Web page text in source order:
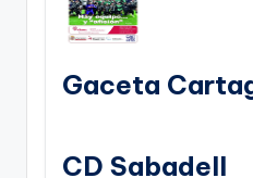
Gaceta
CD Sabadell